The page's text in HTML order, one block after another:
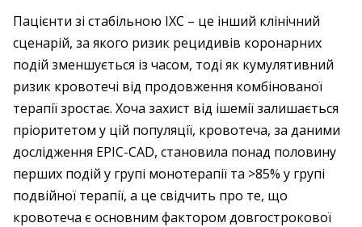
Пацієнти зі стабільною ІХС – це інший клінічний
сценарій, за якого ризик рецидивів коронарних
подій зменшується із часом, тоді як кумулятивний
ризик кровотечі від продовження комбінованої
терапії зростає. Хоча захист від ішемії залишається
пріоритетом у цій популяції, кровотеча, за даними
дослідження EPIC-CAD, становила понад половину
перших подій у групі монотерапії та >85% у групі
подвійної терапії, а це свідчить про те, що
кровотеча є основним фактором довгострокової